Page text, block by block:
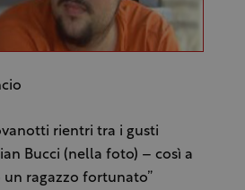
rientri tra i gusti
Bucci (nella foto) – così a
un ragazzo fortunato”